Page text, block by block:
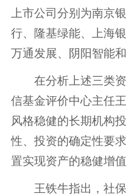
上市公司分别为南京
行、隆基绿能、上海
万通发展、阴阳智能和
在分析上述三类资
信基金评价中心主任
风格稳健的长期机构
性、投资的确定性要
置实现资产的稳健增值
王铁牛指出，社保